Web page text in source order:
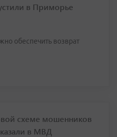
в Приморье
обеспечить возврат
схеме мошенников
в МВД